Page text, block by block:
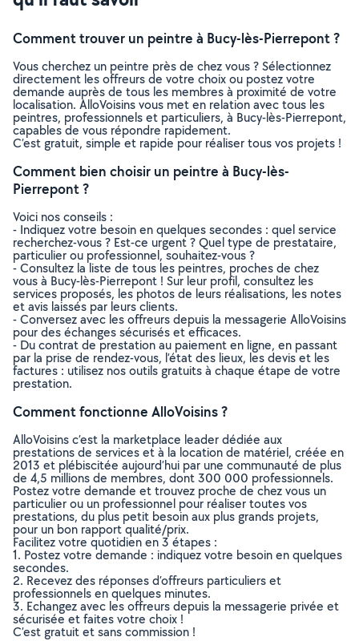
Comment trouver un peintre à Bucy-lès-Pierrepont ?
Vous cherchez un peintre près de chez vous ? Sélectionnez
directement les offreurs de votre choix ou postez votre
demande auprès de tous les membres à proximité de votre
localisation. AlloVoisins vous met en relation avec tous les
peintres, professionnels et particuliers, à Bucy-lès-Pierrepont,
capables de vous répondre rapidement.
C’est gratuit, simple et rapide pour réaliser tous vos projets !
Comment bien choisir un peintre à Bucy-lès-
Pierrepont ?
Voici nos conseils :
- Indiquez votre besoin en quelques secondes : quel service
recherchez-vous ? Est-ce urgent ? Quel type de prestataire,
particulier ou professionnel, souhaitez-vous ?
- Consultez la liste de tous les peintres, proches de chez
vous à Bucy-lès-Pierrepont ! Sur leur profil, consultez les
services proposés, les photos de leurs réalisations, les notes
et avis laissés par leurs clients.
- Conversez avec les offreurs depuis la messagerie AlloVoisins
pour des échanges sécurisés et efficaces.
- Du contrat de prestation au paiement en ligne, en passant
par la prise de rendez-vous, l’état des lieux, les devis et les
factures : utilisez nos outils gratuits à chaque étape de votre
prestation.
Comment fonctionne AlloVoisins ?
AlloVoisins c’est la marketplace leader dédiée aux
prestations de services et à la location de matériel, créée en
2013 et plébiscitée aujourd’hui par une communauté de plus
de 4,5 millions de membres, dont 300 000 professionnels.
Postez votre demande et trouvez proche de chez vous un
particulier ou un professionnel pour réaliser toutes vos
prestations, du plus petit besoin aux plus grands projets,
pour un bon rapport qualité/prix.
Facilitez votre quotidien en 3 étapes :
1. Postez votre demande : indiquez votre besoin en quelques
secondes.
2. Recevez des réponses d’offreurs particuliers et
professionnels en quelques minutes.
3. Echangez avec les offreurs depuis la messagerie privée et
sécurisée et faites votre choix !
C’est gratuit et sans commission !